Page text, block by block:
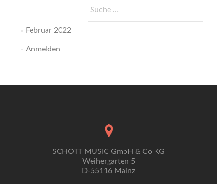
nach:
Februar 2022
Anmelden
SCHOTT MUSIC GmbH & Co KG
Weihergarten 5
D-55116 Mainz